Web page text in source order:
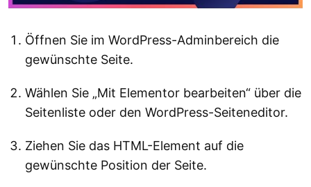
Öffnen Sie im WordPress-Adminbereich die
gewünschte Seite.
Wählen Sie „Mit Elementor bearbeiten“ über die
Seitenliste oder den WordPress-Seiteneditor.
Ziehen Sie das HTML-Element auf die
gewünschte Position der Seite.